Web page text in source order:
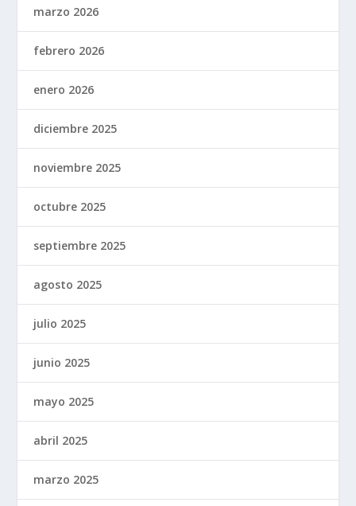
marzo 2026
febrero 2026
enero 2026
diciembre 2025
noviembre 2025
octubre 2025
septiembre 2025
agosto 2025
julio 2025
junio 2025
mayo 2025
abril 2025
marzo 2025